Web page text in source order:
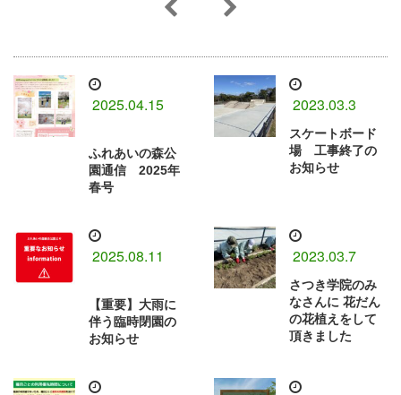
2025.04.15
ふれあいの森公
園通信 2025年
春号
2023.03.3
スケートボード
場 工事終了の
お知らせ
2025.08.11
【重要】大雨に
伴う臨時閉園の
お知らせ
2023.03.7
さつき学院のみ
なさんに⁡ 花だん
の花植えをして
頂きました